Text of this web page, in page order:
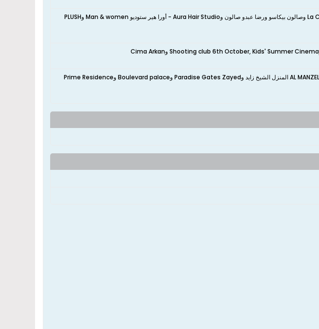
نعم، تقع الشقة بالقرب من La Coupe - SODIC وصالون بيكاسو ورضا عبدو صالون وAura Hair Studio - أورا هير ستوديو Man & women وPLUSH
نعم، تقع الشقة بالقرب من AL MANZEL Sheikh Zayed المنزل الشيخ زايد وParadise Gates Zayed وBoulevard palace وPrime Residence